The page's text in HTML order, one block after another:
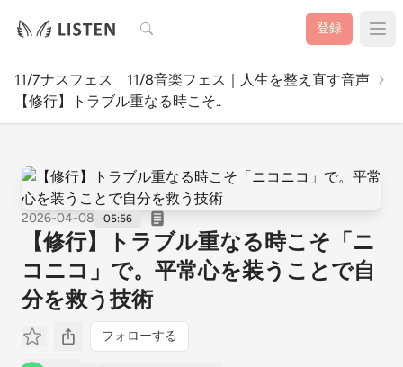
検索 登録
11/7ナスフェス 11/8音楽フェス｜人生を整え直す音声
【修行】トラブル重なる時こそ..
2026-04-08 05:56
【修行】トラブル重なる時こそ「ニ
コニコ」で。平常心を装うことで自
分を救う技術
フォローする